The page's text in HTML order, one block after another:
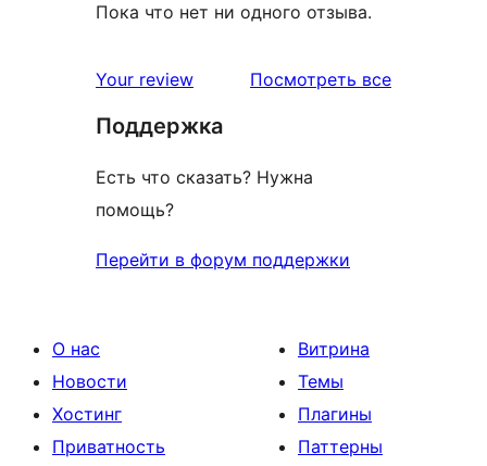
Пока что нет ни одного отзыва.
Your review Посмотреть всеотзывы
Поддержка
Есть что сказать? Нужна
помощь?
Перейти в форум поддержки
О нас
Новости
Хостинг
Приватность
Витрина
Темы
Плагины
Паттерны